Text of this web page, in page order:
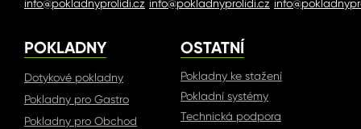
info@pokladnyprolidi.cz info@pokladnyprolidi.cz
POKLADNY
Dotykové pokladny
Pokladny pro Gastro
Pokladny pro Obchod
OSTATNÍ
Pokladny ke stažení
Pokladní systémy
Technická podpora